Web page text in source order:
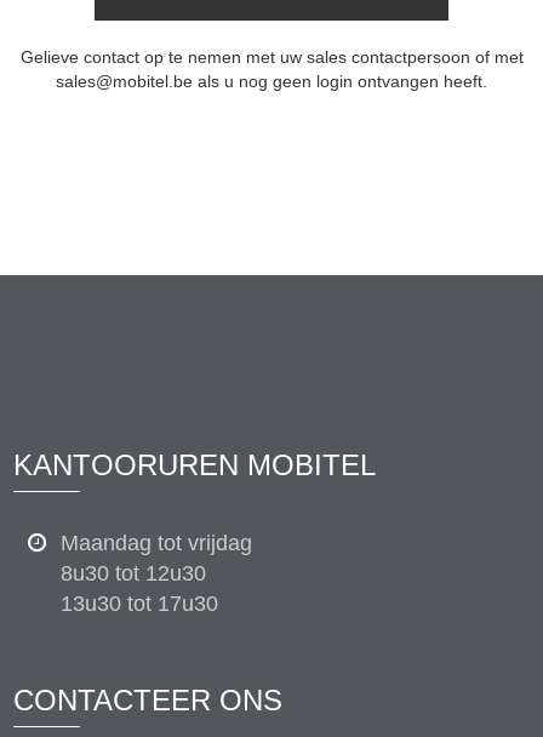
Gelieve contact op te nemen met uw sales contactpersoon of met
sales@mobitel.be als u nog geen login ontvangen heeft.
KANTOORUREN MOBITEL
Maandag tot vrijdag
8u30 tot 12u30
13u30 tot 17u30
CONTACTEER ONS